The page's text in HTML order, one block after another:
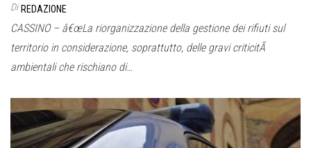
Di REDAZIONE
CASSINO – â€œLa riorganizzazione della gestione dei rifiuti sul
territorio in considerazione, soprattutto, delle gravi criticitÃ
ambientali che rischiano di…